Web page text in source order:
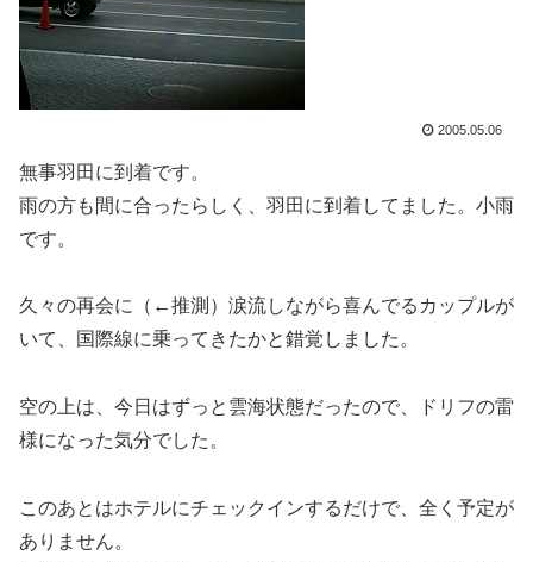
2005.05.06
無事羽田に到着です。
雨の方も間に合ったらしく、羽田に到着してました。小雨
です。
久々の再会に（←推測）涙流しながら喜んでるカップルが
いて、国際線に乗ってきたかと錯覚しました。
空の上は、今日はずっと雲海状態だったので、ドリフの雷
様になった気分でした。
このあとはホテルにチェックインするだけで、全く予定が
ありません。